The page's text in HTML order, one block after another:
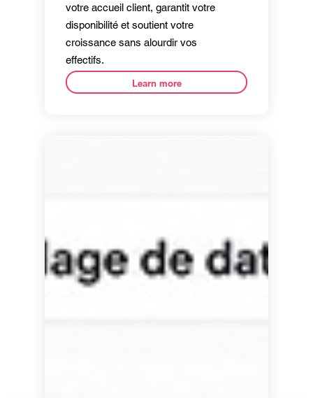
votre accueil client, garantit votre
disponibilité et soutient votre
croissance sans alourdir vos
effectifs.
Learn more